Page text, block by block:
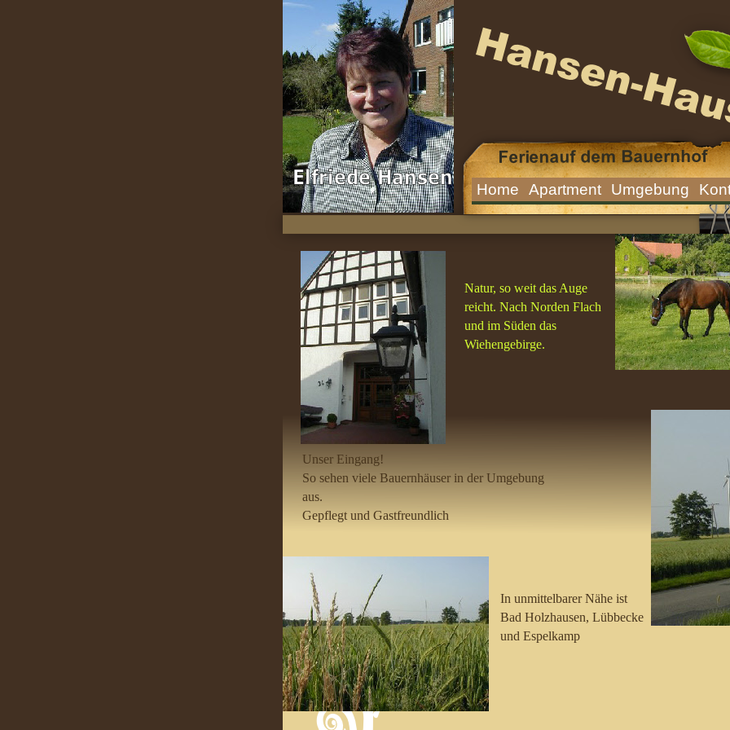
Unser Eingang!
So sehen viele Bauernhäuser in der Umgebung
aus.
Gepflegt und Gastfreundlich
Natur, so weit das Auge
reicht. Nach Norden Flach
und im Süden das
Wiehengebirge.
In unmittelbarer Nähe ist
Bad Holzhausen, Lübbecke
und Espelkamp
Home Apartment Umgebung